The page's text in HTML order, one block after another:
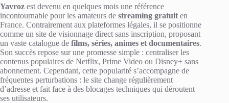
Yavroz est devenu en quelques mois une référence
incontournable pour les amateurs de streaming gratuit en
France. Contrairement aux plateformes légales, il se positionne
comme un site de visionnage direct sans inscription, proposant
un vaste catalogue de films, séries, animes et documentaires.
Son succès repose sur une promesse simple : centraliser les
contenus populaires de Netflix, Prime Video ou Disney+ sans
abonnement. Cependant, cette popularité s’accompagne de
fréquentes perturbations : le site change régulièrement
d’adresse et fait face à des blocages techniques qui déroutent
ses utilisateurs.